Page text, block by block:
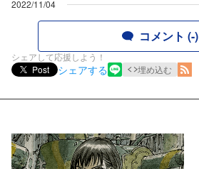
2022/11/04
コメント (-)
シェアして応援しよう！
Post
シェアする 埋め込む